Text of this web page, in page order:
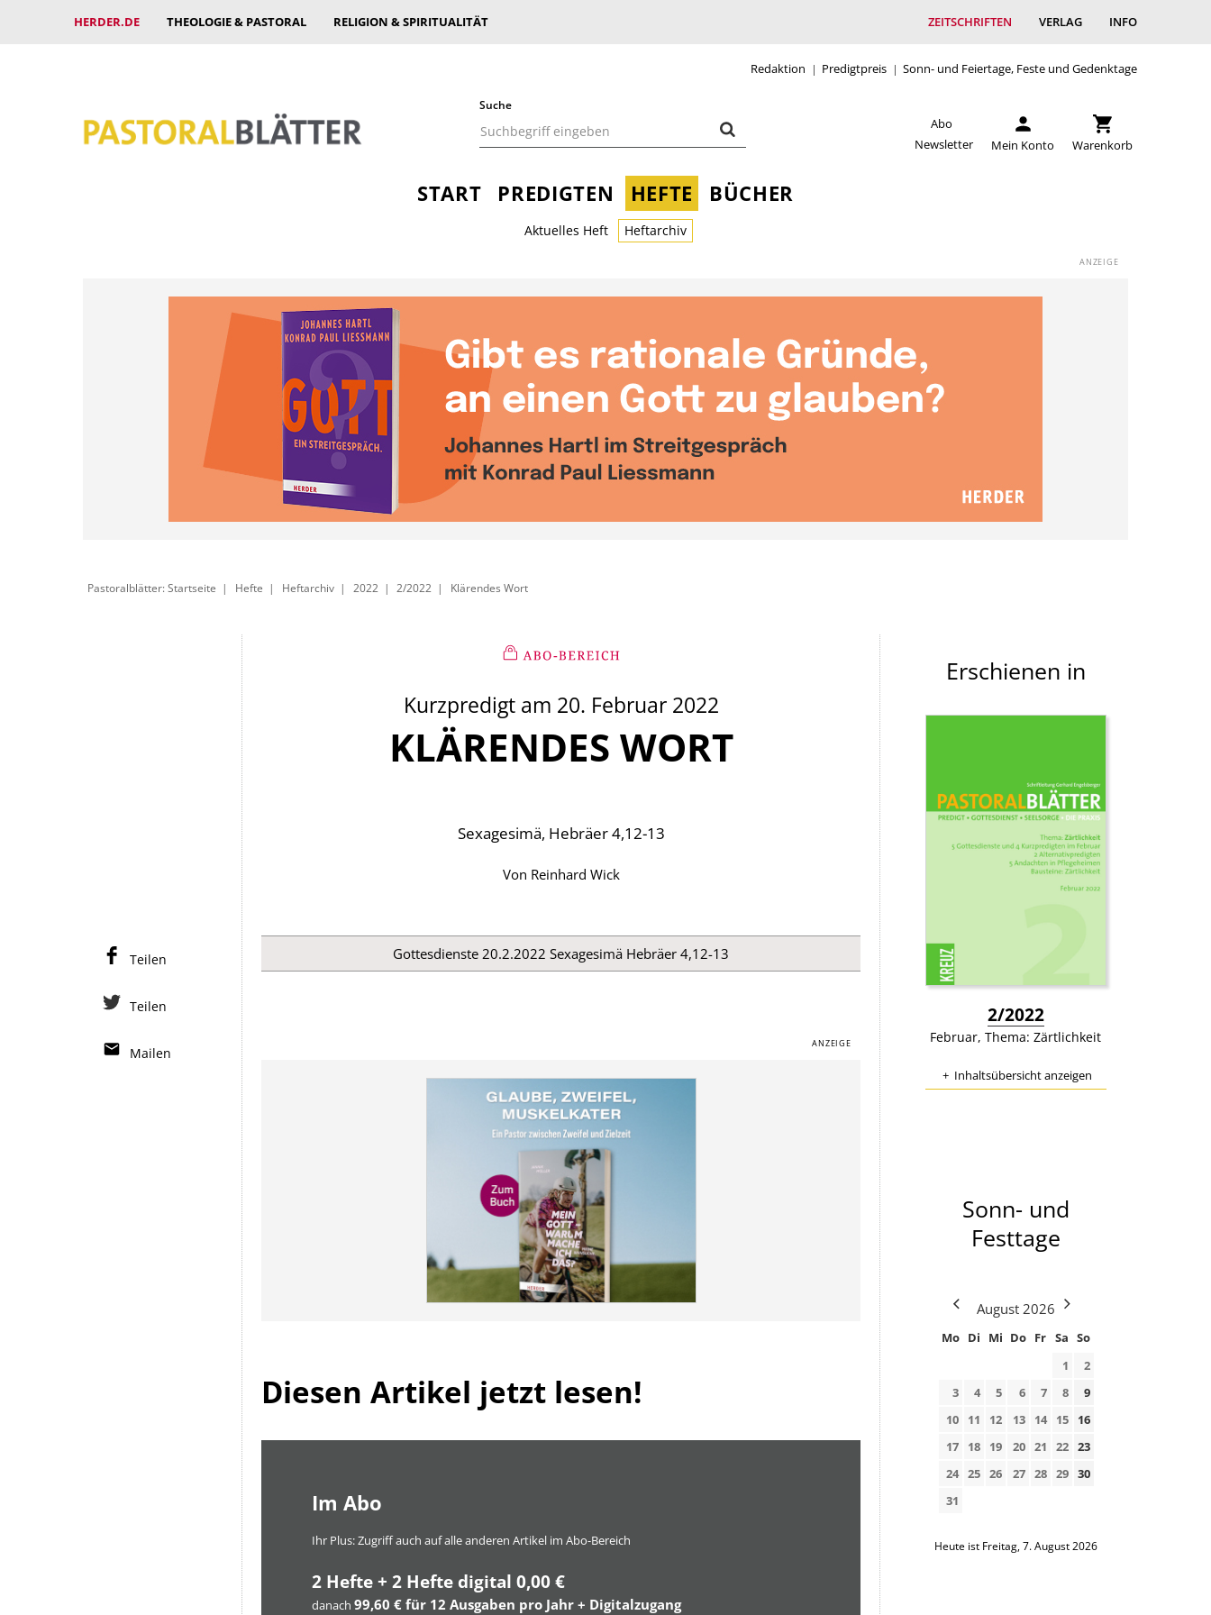
HERDER.DE THEOLOGIE & PASTORAL RELIGION & SPIRITUALITÄT ZEITSCHRIFTEN VERLAG INFO
Redaktion Predigtpreis Sonn- und Feiertage, Feste und Gedenktage
Suche
Abo
Newsletter
Mein Konto Warenkorb
START PREDIGTEN HEFTE BÜCHER
Aktuelles Heft Heftarchiv
Pastoralblätter: Startseite Hefte Heftarchiv 2022 2/2022 Klärendes Wort
Kurzpredigt am 20. Februar 2022
:
KLÄRENDES WORT
Sexagesimä, Hebräer 4,12-13
Von Reinhard Wick
Gottesdienste 20.2.2022 Sexagesimä Hebräer 4,12-13
Diesen Artikel jetzt lesen!
Im Abo
Ihr Plus: Zugriff auch auf alle anderen Artikel im Abo-Bereich
2 Hefte + 2 Hefte digital 0,00 €
danach 99,60 € für 12 Ausgaben pro Jahr + Digitalzugang
Teilen
Teilen
Mailen
Erschienen in
2/2022:
Februar, Thema: Zärtlichkeit
Inhaltsübersicht anzeigen
Sonn- und
Festtage
August 2026
Mo Di Mi Do Fr Sa So
1
2
3
4 5 6 7 8
9
10
11 12 13 14 15
16
17
18 19 20 21 22 23
24 25 26 27 28 29 30
31
Heute ist Freitag, 7. August 2026